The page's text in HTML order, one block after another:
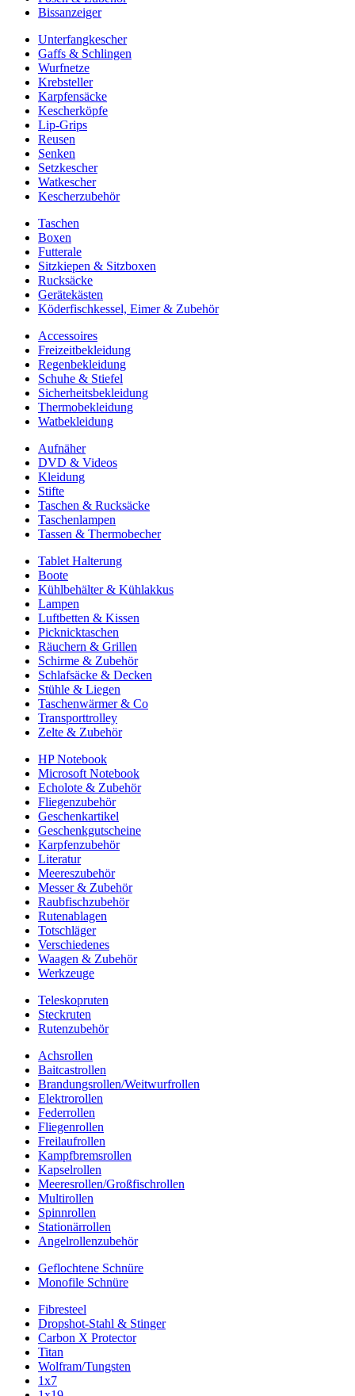
Bissanzeiger
Unterfangkescher
Gaffs & Schlingen
Wurfnetze
Krebsteller
Karpfensäcke
Kescherköpfe
Lip-Grips
Reusen
Senken
Setzkescher
Watkescher
Kescherzubehör
Taschen
Boxen
Futterale
Sitzkiepen & Sitzboxen
Rucksäcke
Gerätekästen
Köderfischkessel, Eimer & Zubehör
Accessoires
Freizeitbekleidung
Regenbekleidung
Schuhe & Stiefel
Sicherheitsbekleidung
Thermobekleidung
Watbekleidung
Aufnäher
DVD & Videos
Kleidung
Stifte
Taschen & Rucksäcke
Taschenlampen
Tassen & Thermobecher
Tablet Halterung
Boote
Kühlbehälter & Kühlakkus
Lampen
Luftbetten & Kissen
Picknicktaschen
Räuchern & Grillen
Schirme & Zubehör
Schlafsäcke & Decken
Stühle & Liegen
Taschenwärmer & Co
Transporttrolley
Zelte & Zubehör
HP Notebook
Microsoft Notebook
Echolote & Zubehör
Fliegenzubehör
Geschenkartikel
Geschenkgutscheine
Karpfenzubehör
Literatur
Meereszubehör
Messer & Zubehör
Raubfischzubehör
Rutenablagen
Totschläger
Verschiedenes
Waagen & Zubehör
Werkzeuge
Teleskopruten
Steckruten
Rutenzubehör
Achsrollen
Baitcastrollen
Brandungsrollen/Weitwurfrollen
Elektrorollen
Federrollen
Fliegenrollen
Freilaufrollen
Kampfbremsrollen
Kapselrollen
Meeresrollen/Großfischrollen
Multirollen
Spinnrollen
Stationärrollen
Angelrollenzubehör
Geflochtene Schnüre
Monofile Schnüre
Fibresteel
Dropshot-Stahl & Stinger
Carbon X Protector
Titan
Wolfram/Tungsten
1x7